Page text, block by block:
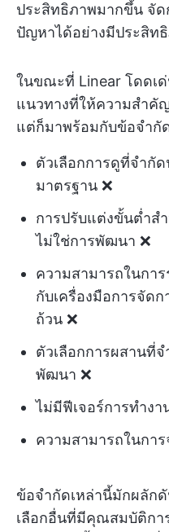
ประสิทธิภาพมากขึ้น จัด
ปัญหาได้อย่างมีประสิท
ในขณะที่ Linear โดดเ
แนวทางที่ให้ความสำคั
แต่ก็มาพร้อมกับข้อจำกั
ตัวเลือกการดูที่จำกั
มาตรฐาน ❌
การปรับแต่งขั้นต่ำส
ไม่ใช่การพัฒนา ❌
ความสามารถในกา
กับเครื่องมือการจัด
ถ้วน ❌
ตัวเลือกการผสานที่
พัฒนา ❌
ไม่มีฟีเจอร์การทำงา
ความสามารถในกา
ข้อจำกัดเหล่านี้มักผลัก
เลือกอื่นที่มีคุณสมบัติกา